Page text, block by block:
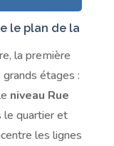
le plan de la
la première
étages :
niveau Rue
le quartier et
les lignes